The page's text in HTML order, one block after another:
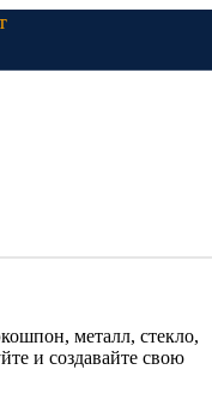
металл, стекло,
и создавайте свою